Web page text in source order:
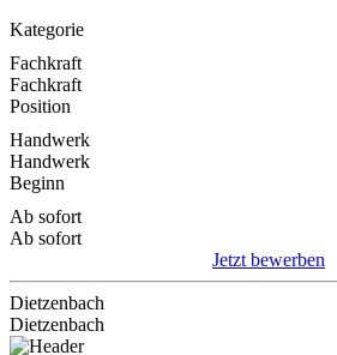
Kategorie
Fachkraft
Fachkraft
Position
Handwerk
Handwerk
Beginn
Ab sofort
Ab sofort
Jetzt bewerben
Dietzenbach
Dietzenbach